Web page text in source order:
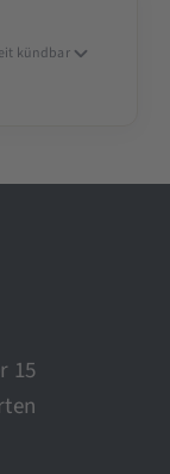
kündbar
15